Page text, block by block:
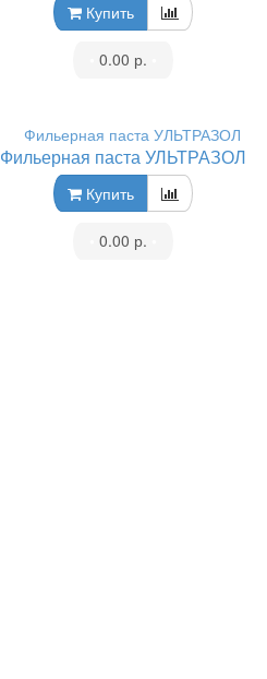
Купить
0.00 р.
Фильерная паста УЛЬТРАЗОЛ
Купить
0.00 р.